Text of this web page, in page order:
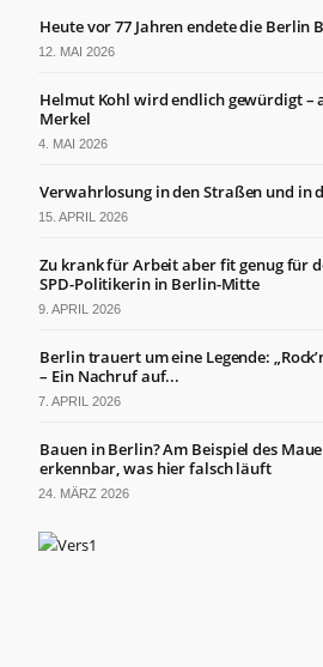
Heute vor 77 Jahren endete die Berlin
12. MAI 2026
Helmut Kohl wird endlich gewürdigt –
Merkel
4. MAI 2026
Verwahrlosung in den Straßen und in
15. APRIL 2026
Zu krank für Arbeit aber fit genug für
SPD-Politikerin in Berlin-Mitte
9. APRIL 2026
Berlin trauert um eine Legende:
– Ein Nachruf auf...
7. APRIL 2026
Bauen in Berlin? Am Beispiel des
erkennbar, was hier falsch läuft
24. MÄRZ 2026